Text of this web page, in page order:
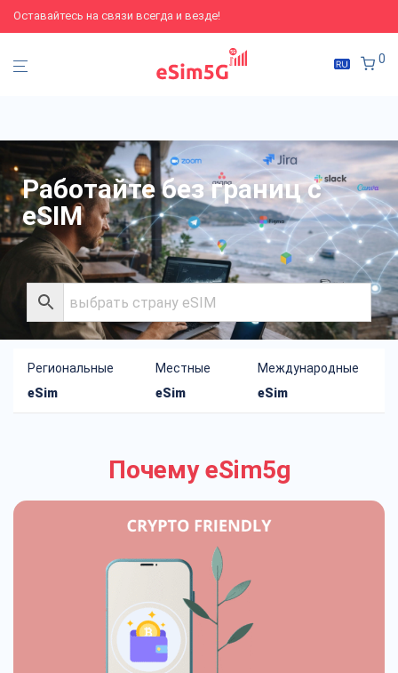
Оставайтесь на связи всегда и везде!
0
Работайте без границ с
eSIM
Региональные
eSim
Местные
eSim
Международные
eSim
Почему eSim5g